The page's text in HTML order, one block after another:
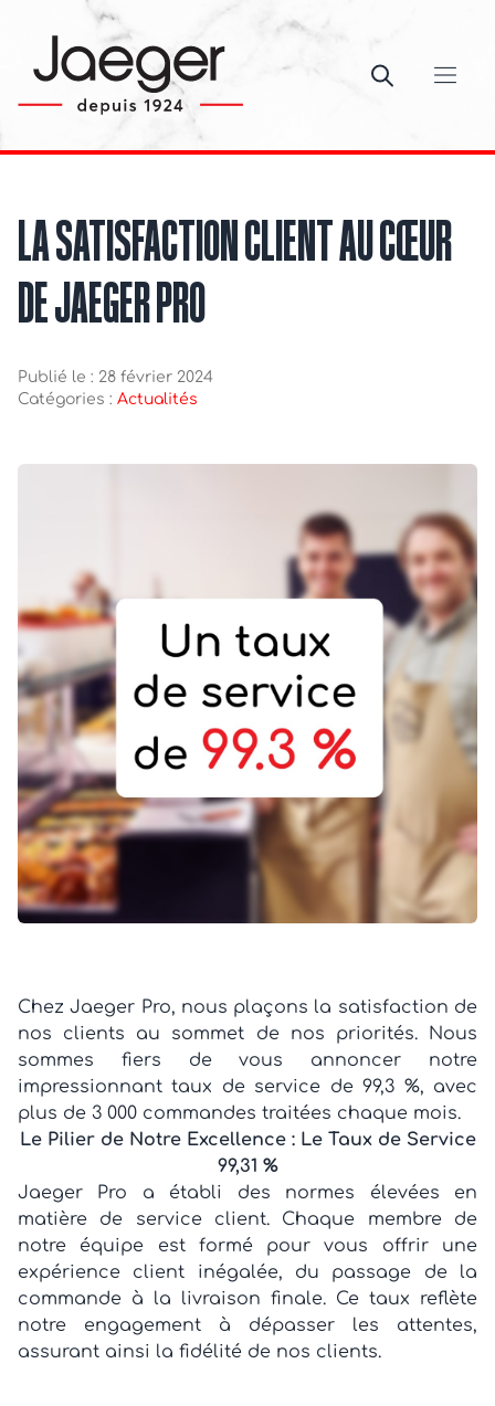
Ouvrir le
LA SATISFACTION CLIENT AU CŒUR
DE JAEGER PRO
Publié le : 28 février 2024
Catégories : Actualités
Chez Jaeger Pro, nous plaçons la satisfaction de
nos clients au sommet de nos priorités. Nous
sommes fiers de vous annoncer notre
impressionnant taux de service de 99,3 %, avec
plus de 3 000 commandes traitées chaque mois.
Le Pilier de Notre Excellence : Le Taux de Service
99,31 %
Jaeger Pro a établi des normes élevées en
matière de service client. Chaque membre de
notre équipe est formé pour vous offrir une
expérience client inégalée, du passage de la
commande à la livraison finale. Ce taux reflète
notre engagement à dépasser les attentes,
assurant ainsi la fidélité de nos clients.